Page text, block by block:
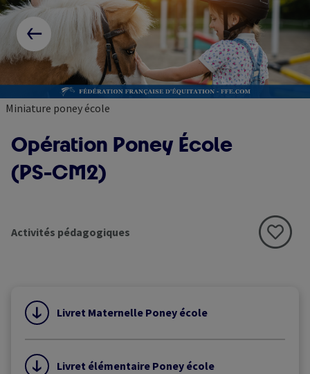
Skip
main
content
RETOUR AUX RESSOURCES
Miniature poney école
Opération Poney École
(PS-CM2)
Activités pédagogiques
Livret Maternelle Poney école
Livret élémentaire Poney école
Paramétrer les cookies